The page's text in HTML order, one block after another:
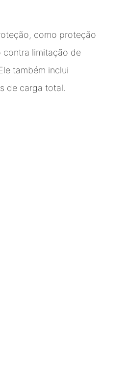
como proteção
limitação de
também inclui
de carga total.